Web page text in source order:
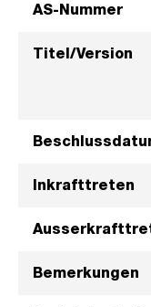
AS-Nummer
Titel/Version
Inkrafttreten
Bemerkungen